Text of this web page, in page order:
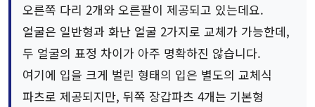
오른쪽 다리 2개와 오른팔이 제공되고 있는데요.
얼굴은 일반형과 화난 얼굴 2가지로 교체가 가능한데,
두 얼굴의 표정 차이가 아주 명확하진 않습니다.
여기에 입을 크게 벌린 형태의 입은 별도의 교체식
파츠로 제공되지만, 뒤쪽 장갑파츠 4개는 기본형